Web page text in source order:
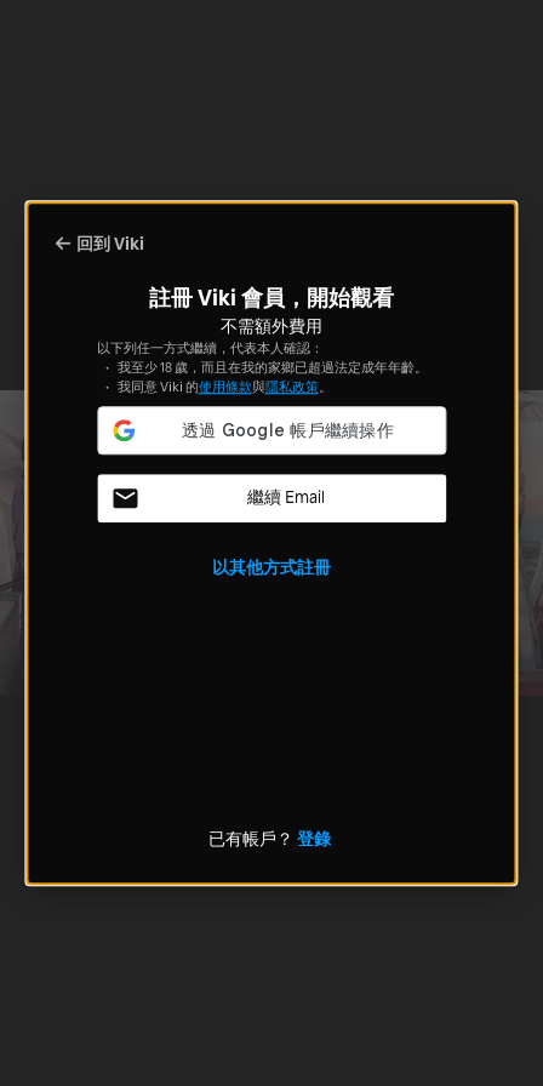
回到 Viki
註冊 Viki 會員，開始觀看
不需額外費用
以下列任一方式繼續，代表本人確認：
我至少 18 歲，而且在我的家鄉已超過法定成年年齡。
我同意 Viki 的使用條款與隱私政策。
繼續 Email
以其他方式註冊
已有帳戶？ 登錄